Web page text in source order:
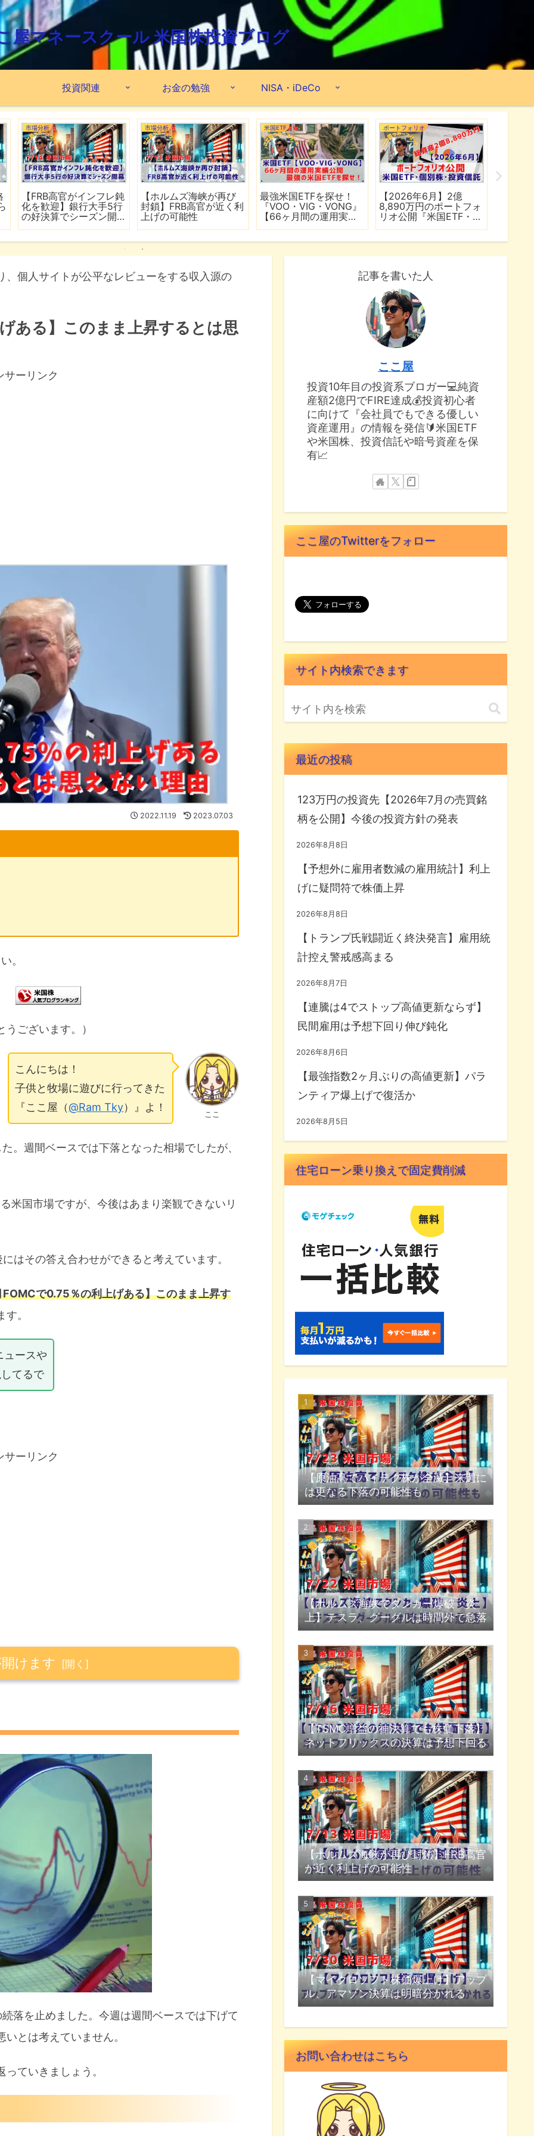
屋マネースクール 米国株投資ブログ
投資関連 お金の勉強 NISA・iDeCo
市場分析
【FRB高官がインフレ鈍
化を歓迎】銀行大手5行
の好決算でシーズン開
市場分析
【ホルムズ海峡が再び
封鎖】FRB高官が近く利
上げの可能性
米国ETF
最強米国ETFを探せ！
『VOO・VIG・VONG』
【66ヶ月間の運用実績
ポートフォリオ
【2026年6月】2億
8,890万円のポートフォ
リオ公開『米国ETF・個
個人サイトが公平なレビューをする収入源の
ある】このまま上昇するとは思
サーリンク
2022.11.19 2023.07.03
。
ございます。）
ここ
こんにちは！
子供と牧場に遊びに行ってきた
『ここ屋（@Ram Tky）』よ！
。週間ベースでは下落となった相場でしたが、
米国市場ですが、今後はあまり楽観できないリ
はその答え合わせができると考えています。
FOMCで0.75％の利上げある】このまま上昇す
。
ュースや
てるで
サーリンク
けます
性
復活か
落を止めました。今週は週間ベースでは下げて
とは考えていません。
ていきましょう。
記事を書いた人
ここ屋
投資10年目の投資系ブロガー💻純資
産額2億円でFIRE達成💰投資初心者
に向けて『会社員でもできる優しい
資産運用』の情報を発信🔰米国ETF
や米国株、投資信託や暗号資産を保
有📈
ここ屋のTwitterをフォロー
サイト内検索できます
最近の投稿
123万円の投資先【2026年7月の売買銘
柄を公開】今後の投資方針の発表
2026年8月8日
【予想外に雇用者数減の雇用統計】利上
げに疑問符で株価上昇
2026年8月8日
【トランプ氏戦闘近く終決発言】雇用統
計控え警戒感高まる
2026年8月7日
【連騰は4でストップ高値更新ならず】
民間雇用は予想下回り伸び鈍化
2026年8月6日
【最強指数2ヶ月ぶりの高値更新】パラ
ンティア爆上げで復活か
2026年8月5日
住宅ローン乗り換えで固定費削減
【原油高でハイテク株が全滅】来週に
は更なる下落の可能性も
【ホルムズ海峡でタンカー爆破・炎
上】テスラ、グーグルは時間外で急落
【TSMC増益の神決算でも株価下落】
ネットフリックスの決算は予想下回る
【ホルムズ海峡が再び封鎖】FRB高官
が近く利上げの可能性
【マイクロソフト株価爆上げ】アップ
ル、アマゾン決算は明暗分かれる
お問い合わせはこちら